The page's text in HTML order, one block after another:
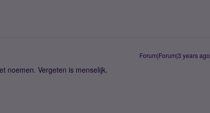
Forum|Forum|3 years ago
noemen. Vergeten is menselijk.